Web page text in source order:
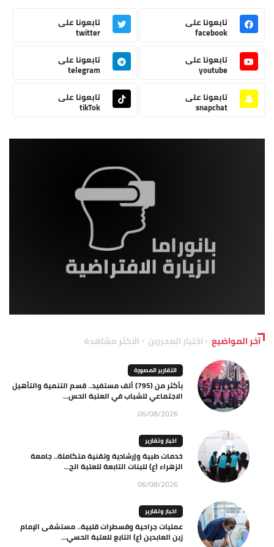
تابعونا على
facebook
تابعونا على
twitter
تابعونا على
youtube
تابعونا على
telegram
تابعونا على
snapchat
تابعونا على
tikTok
آخر المواضيع اختيار المحررين الاكثر مشاهدة
التقارير المصورة
بأكثر من (795) ألف مستفيد.. قسم التنمية والتأهيل
الاجتماعي للشباب في العتبة الحس...
06/08/2026
اخبار وتقارير
خدمات طبية وإرشادية وتقنية متكاملة.. جامعة
الزهراء (ع) للبنات التابعة للعتبة الح...
06/08/2026
اخبار وتقارير
عمليات جراحية وقسطرات قلبية.. مستشفى الإمام
زين العابدين (ع) التابع للعتبة الحسي...